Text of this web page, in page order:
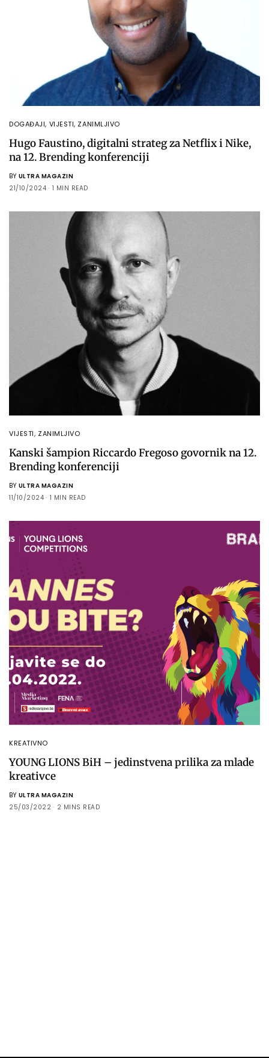
DOGAĐAJI, VIJESTI, ZANIMLJIVO
Hugo Faustino, digitalni strateg za Netflix i Nike,
na 12. Brending konferenciji
BY ULTRA MAGAZIN
21/10/2024
1 MIN READ
VIJESTI, ZANIMLJIVO
Kanski šampion Riccardo Fregoso govornik na 12.
Brending konferenciji
BY ULTRA MAGAZIN
11/10/2024
1 MIN READ
KREATIVNO
YOUNG LIONS BiH – jedinstvena prilika za mlade
kreativce
BY ULTRA MAGAZIN
25/03/2022
2 MINS READ